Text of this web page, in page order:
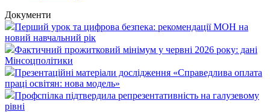
Документи
Перший урок та цифрова безпека: рекомендації МОН на
новий навчальний рік
Фактичний прожитковий мінімум у червні 2026 року: дані
Мінсоцполітики
Презентаційні матеріали дослідження «Справедлива оплата
праці освітян: нова модель»
Профспілка підтвердила репрезентативність на галузевому
рівні